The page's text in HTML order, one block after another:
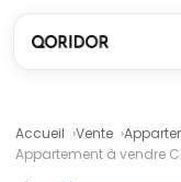
Accueil Vente
Appartement à vendre